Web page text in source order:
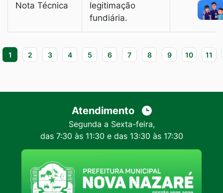
Nota Técnica
legitimação
fundiária.
1 2 3 4 5 6 7 8 9 10 11
Atendimento
Segunda a Sexta-feira,
das 7:30 às 11:30 e das 13:30 às 17:30